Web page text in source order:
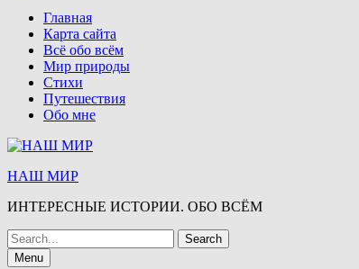
Главная
Карта сайта
Всё обо всём
Мир природы
Стихи
Путешествия
Обо мне
НАШ МИР
ИНТЕРЕСНЫЕ ИСТОРИИ. ОБО ВСЁМ
Search
for:Menu